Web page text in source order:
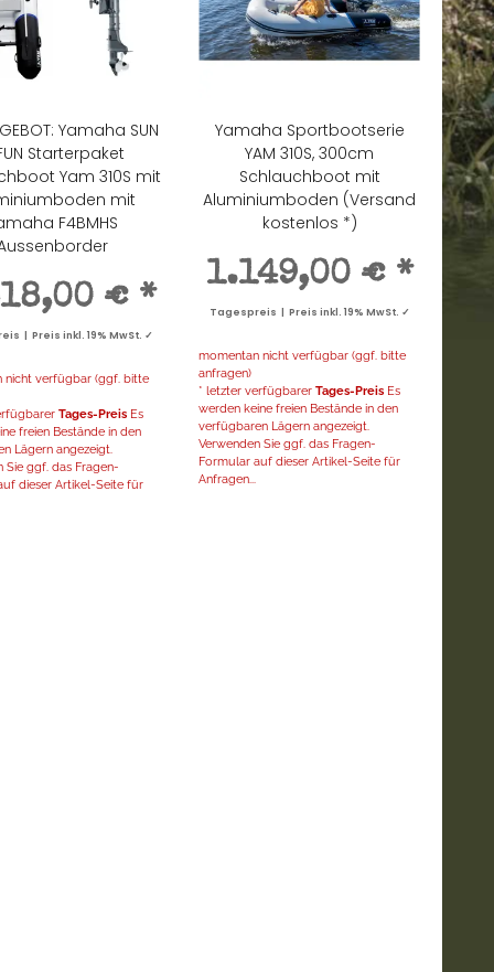
Yamaha SUN
Starterpaket
Yam 310S mit
mit
F4BMHS
€ *
| Preis inkl. 19% MwSt. ✓
nicht verfügbar (ggf. bitte
Tages-Preis Es
freien Bestände in den
Lägern angezeigt.
Sie ggf. das Fragen-
dieser Artikel-Seite für
Yamaha Sportbootserie
YAM 310S, 300cm
Schlauchboot mit
Aluminiumboden (Versand
kostenlos *)
1.149,00 € *
Tagespreis | Preis inkl. 19% MwSt. ✓
momentan nicht verfügbar (ggf. bitte
anfragen)
* letzter verfügbarerTages-Preis Es
werden keine freien Bestände in den
verfügbaren Lägern angezeigt.
Verwenden Sie ggf. das Fragen-
Formular auf dieser Artikel-Seite für
Anfragen...